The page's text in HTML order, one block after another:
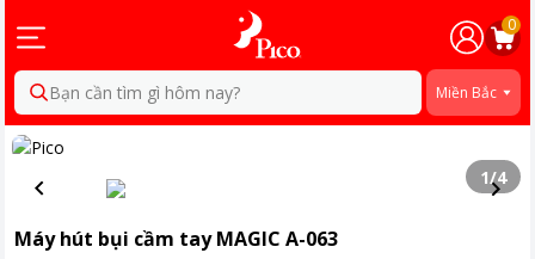
0
Bạn cần tìm gì hôm nay? Miền Bắc
1/4
Máy hút bụi cầm tay MAGIC A-063